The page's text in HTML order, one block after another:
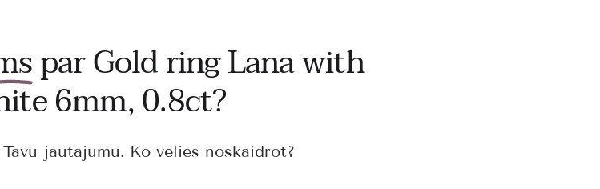
par Gold ring Lana with
6mm, 0.8ct?
jautājumu. Ko vēlies noskaidrot?